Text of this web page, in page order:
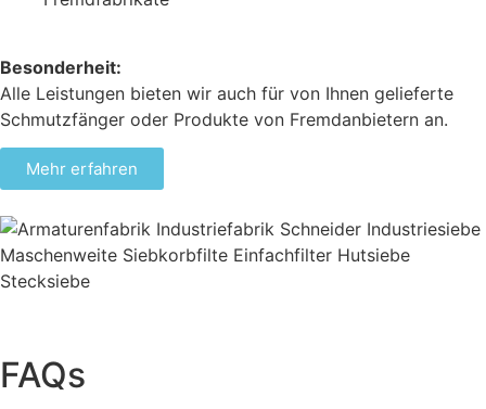
Besonderheit:
Alle Leistungen bieten wir auch für von Ihnen gelieferte
Schmutzfänger oder Produkte von Fremdanbietern an.
Mehr erfahren
FAQs